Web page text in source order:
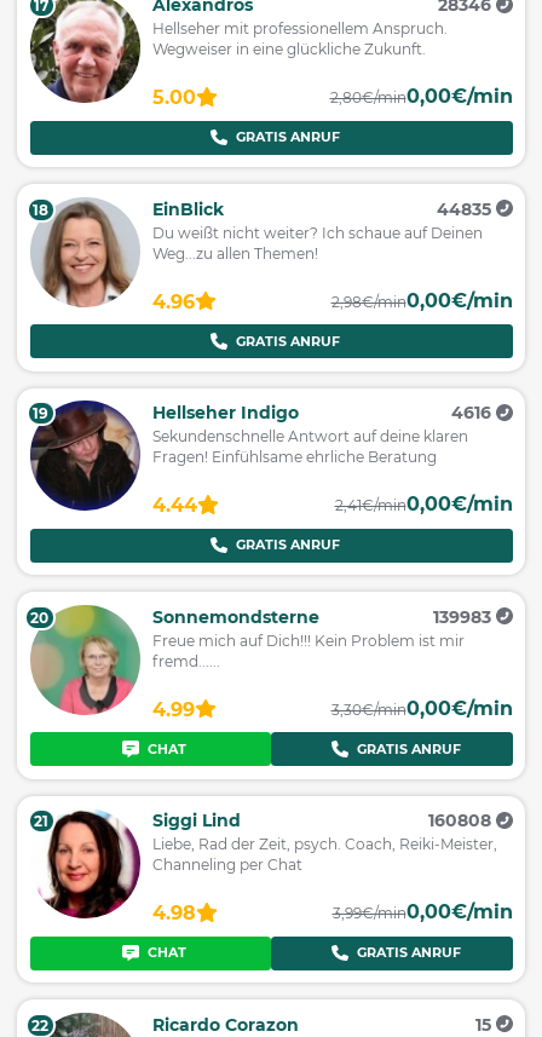
17 Alexandros 28346
Hellseher mit professionellem Anspruch.
Wegweiser in eine glückliche Zukunft.
5.00 2,80€/min0,00€/min
GRATIS ANRUF
18 EinBlick 44835
Du weißt nicht weiter? Ich schaue auf Deinen
Weg...zu allen Themen!
4.96 2,98€/min0,00€/min
GRATIS ANRUF
19 Hellseher Indigo 4616
Sekundenschnelle Antwort auf deine klaren
Fragen! Einfühlsame ehrliche Beratung
4.44 2,41€/min0,00€/min
GRATIS ANRUF
20 Sonnemondsterne 139983
Freue mich auf Dich!!! Kein Problem ist mir
fremd......
4.99 3,30€/min0,00€/min
CHAT GRATIS ANRUF
21 Siggi Lind 160808
Liebe, Rad der Zeit, psych. Coach, Reiki-Meister,
Channeling per Chat
4.98 3,99€/min0,00€/min
CHAT GRATIS ANRUF
22 Ricardo Corazon 15